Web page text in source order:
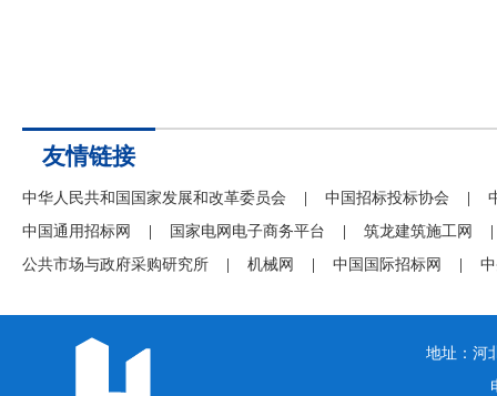
友情链接
中华人民共和国国家发展和改革委员会 中国招标投标协会
中国通用招标网
国家电网电子商务平台 筑龙建筑施工网
公共市场与政府采购研究所
机械网 中国国际招标网
地址：河